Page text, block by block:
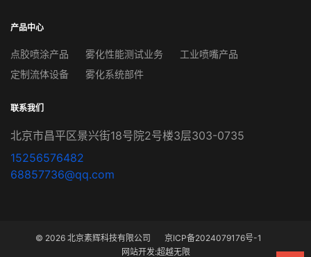
产品中心
点胶喷涂产品 雾化性能测试业务
工业喷嘴产品
定制流体设备
雾化系统部件
联系我们
北京市昌平区景兴街18号院2号楼3层303-0735
15256576482
68857736@qq.com
© 2026 北京素辉科技有限公司
京ICP备2024079176号-1
网站开发:超越无限